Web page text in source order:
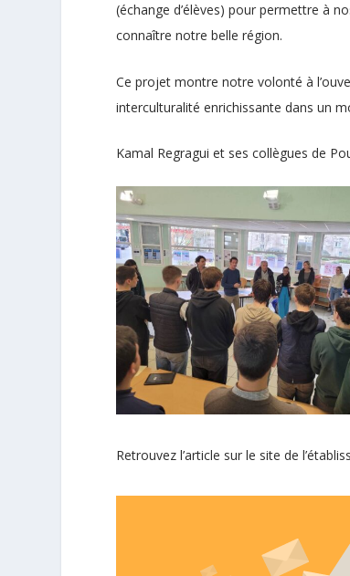
(échange d’élèves) pour permettre à
connaître notre belle région.
Ce projet montre notre volonté à
interculturalité enrichissante dans un
Kamal Regragui et ses collègues de
Retrouvez l’article sur le site de